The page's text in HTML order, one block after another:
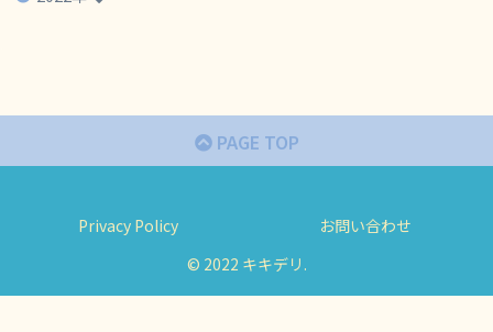
PAGE TOP
Privacy Policy
お問い合わせ
© 2022 キキデリ.